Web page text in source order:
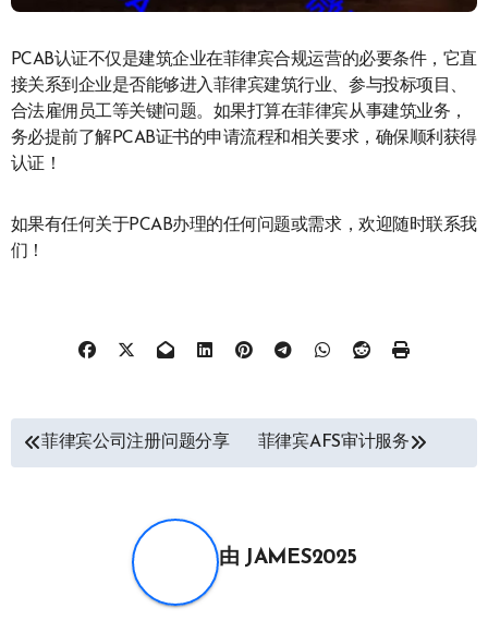
PCAB认证不仅是建筑企业在菲律宾合规运营的必要条件，它直
接关系到企业是否能够进入菲律宾建筑行业、参与投标项目、
合法雇佣员工等关键问题。如果打算在菲律宾从事建筑业务，
务必提前了解PCAB证书的申请流程和相关要求，确保顺利获得
认证！
如果有任何关于PCAB办理的任何问题或需求，欢迎随时联系我
们！
文
章
菲律宾公司注册问题分享 菲律宾AFS审计服务
由 JAMES2025